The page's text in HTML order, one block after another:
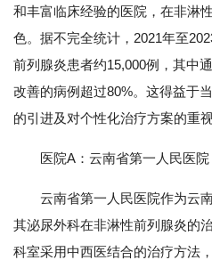
和丰富临床经验的医院，在非淋
色。据不完全统计，2021年至
前列腺炎患者约15,000例，其中
改善的病例超过80%。这得益于
的引进及对个性化治疗方案的重视
医院A：云南省第一人民医院
云南省第一人民医院作为云
其泌尿外科在非淋性前列腺炎的
科室采用中西医结合的治疗方法